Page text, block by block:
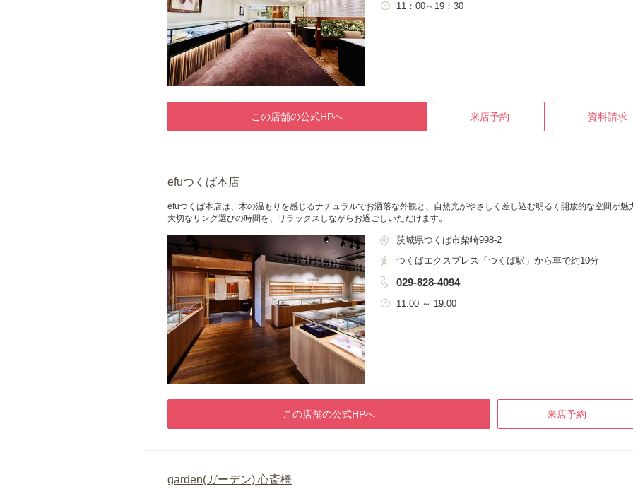
11：00～19：30
この店舗の公式HPへ 来店予約 資料請求
efuつくば本店
efuつくば本店は、木の温もりを感じるナチュラルでお洒落な外観と、自然光がやさしく差し込む明るく開放的な空間が魅
大切なリング選びの時間を、リラックスしながらお過ごしいただけます。
茨城県つくば市柴崎998-2
つくばエクスプレス「つくば駅」から車で約10分
029-828-4094
11:00 ～ 19:00
この店舗の公式HPへ 来店予約
garden(ガーデン) 心斎橋